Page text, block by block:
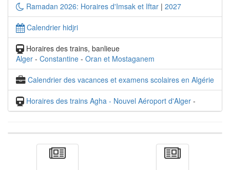
Ramadan 2026: Horaires d'Imsak et Iftar | 2027
Calendrier hidjri
Horaires des trains, banlieue
Alger - Constantine - Oran et Mostaganem
Calendrier des vacances et examens scolaires en Algérie
Horaires des trains Agha - Nouvel Aéroport d'Alger -